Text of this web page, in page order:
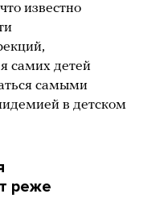
известно
самих детей
самыми
в детском
реже